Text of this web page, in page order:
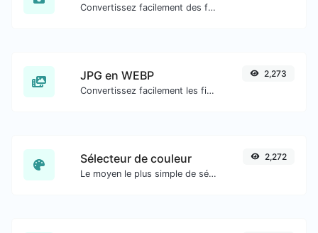
Convertissez facilement des fichiers image PNG en GIF.
JPG en WEBP
Convertissez facilement les fichiers image JPG en WEBP.
2,273
Sélecteur de couleur
Le moyen le plus simple de sélectionner une couleur dans le cercle chromatique et d'obtenir les résultats dans n'importe quel format.
2,272